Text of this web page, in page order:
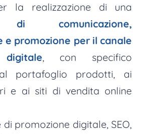
la realizzazione di una
di comunicazione,
e promozione per il canale
digitale, con specifico
portafoglio prodotti, ai
e ai siti di vendita online
promozione digitale, SEO,